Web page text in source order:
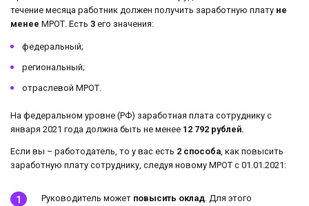
течение месяца работник должен получить заработную плату не
менее МРОТ. Есть 3 его значения:
федеральный;
региональный;
отраслевой МРОТ.
На федеральном уровне (РФ) заработная плата сотруднику с
января 2021 года должна быть не менее 12 792 рублей.
Если вы – работодатель, то у вас есть 2 способа, как повысить
заработную плату сотруднику, следуя новому МРОТ с 01.01.2021:
Руководитель может повысить оклад. Для этого